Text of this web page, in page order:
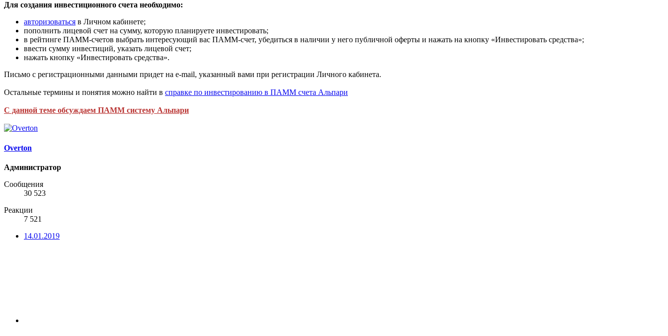
Для создания инвестиционного счета необходимо:
авторизоваться в Личном кабинете;
пополнить лицевой счет на сумму, которую планируете инвестировать;
в рейтинге ПАММ-счетов выбрать интересующий вас ПАММ-счет, убедиться в наличии у него публичной оферты и нажать на кнопку «Инвестировать средства»;
ввести сумму инвестиций, указать лицевой счет;
нажать кнопку «Инвестировать средства».
Письмо с регистрационными данными придет на e-mail, указанный вами при регистрации Личного кабинета.
Остальные термины и понятия можно найти в справке по инвестированию в ПАММ счета Альпари
С данной теме обсуждаем ПАММ систему Альпари
Overton
Администратор
Сообщения
30 523
Реакции
7 521
14.01.2019